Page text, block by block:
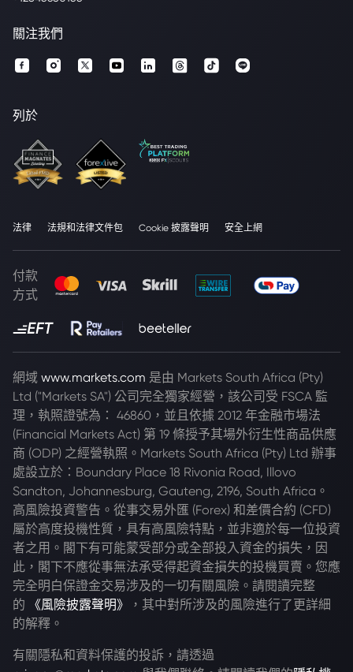
關注我們
列於
法律 法規和法律文件包 Cookie 披露聲明 安全上網
付款
方式
網域 www.markets.com 是由 Markets South Africa (Pty)
Ltd ("Markets SA") 公司完全獨家經營，該公司受 FSCA 監
理，執照證號為： 46860，並且依據 2012 年金融市場法
(Financial Markets Act) 第 19 條授予其場外衍生性商品供應
商 (ODP) 之經營執照。Markets South Africa (Pty) Ltd 辦事
處設立於：Boundary Place 18 Rivonia Road, Illovo
Sandton, Johannesburg, Gauteng, 2196, South Africa。
高風險投資警告。從事交易外匯 (Forex) 和差價合約 (CFD)
屬於高度投機性質，具有高風險特點，並非適於每一位投資
者之用。閣下有可能蒙受部分或全部投入資金的損失，因
此，閣下不應從事無法承受得起資金損失的投機買賣。您應
完全明白保證金交易涉及的一切有關風險。請閱讀完整
的
《風險披露聲明》
，其中對所涉及的風險進行了更詳細
的解釋。
有關隱私和資料保護的投訴，請透過